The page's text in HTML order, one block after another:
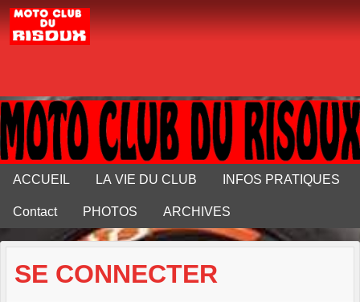
ACCUEIL LA VIE DU CLUB INFOS PRATIQUES
Contact PHOTOS ARCHIVES
SE CONNECTER
Panneau de gestion des cookies